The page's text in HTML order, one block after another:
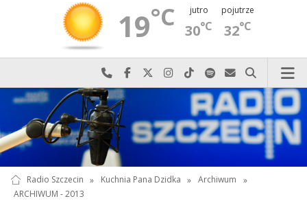
19°C jutro
30°C
pojutrze
32°C
Najlepiej po prostu do nas zadzwoń
Odwiedź nas na Facebook-u
Odwiedź nas na X
Odwiedź nas na Instagram-ie
Odwiedź nas na TikTok-u
Szukaj nas na Spotify
Wyślij do nas
Szukaj
Radio Szczecin » Kuchnia Pana Dzidka » Archiwum
»
ARCHIWUM - 2013